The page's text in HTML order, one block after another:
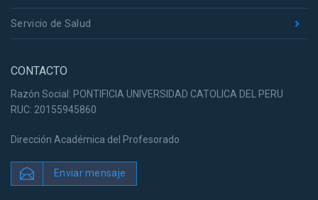
Servicio de Salud
CONTACTO
Razón Social: PONTIFICIA UNIVERSIDAD CATOLICA DEL PERU
RUC: 20155945860
Dirección Académica del Profesorado
Enviar mensaje